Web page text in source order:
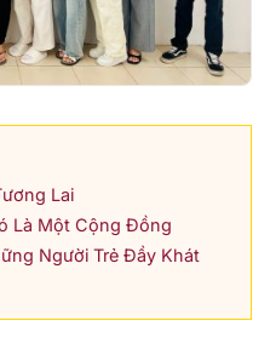
Lai
Là Một Cộng Đồng
Người Trẻ Đầy Khát